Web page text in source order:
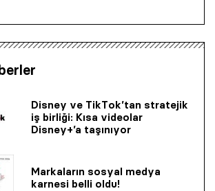
Disney ve TikTok’tan stratejik
iş birliği: Kısa videolar
Disney+’a taşınıyor
Markaların sosyal medya
karnesi belli oldu!